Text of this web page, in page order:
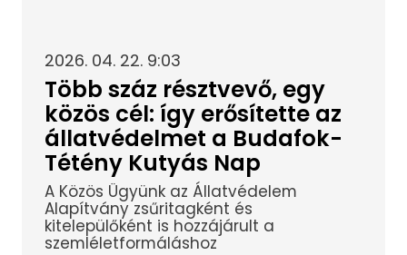
2026. 04. 22. 9:03
Több száz résztvevő, egy
közös cél: így erősítette az
állatvédelmet a Budafok-
Tétény Kutyás Nap
A Közös Ügyünk az Állatvédelem
Alapítvány zsűritagként és
kitelepülőként is hozzájárult a
szemléletformáláshoz